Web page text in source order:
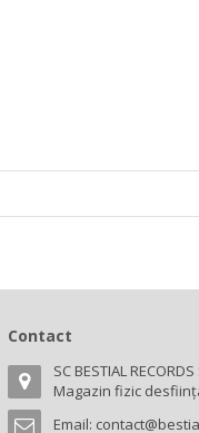
Contact
SC BESTIAL RECORDS
Magazin fizic
Email: